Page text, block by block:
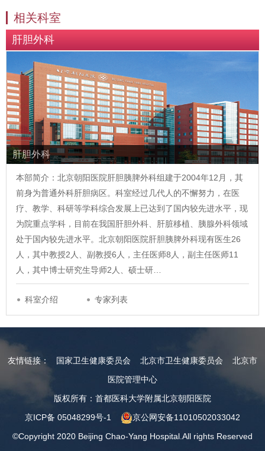
相关科室
肝胆外科
肝胆外科
本部简介：北京朝阳医院肝胆胰脾外科组建于2004年12月，其
前身为普通外科肝胆病区。科室经过几代人的不懈努力，在医
疗、教学、科研等学科综合发展上已达到了国内较先进水平，现
为院重点学科，目前在我国肝胆外科、肝脏移植、胰腺外科领域
处于国内较先进水平。北京朝阳医院肝胆胰脾外科现有医生26
人，其中教授2人、副教授6人，主任医师8人，副主任医师11
人，其中博士研究生导师2人、硕士研…
科室介绍 专家列表
友情链接： 国家卫生健康委员会 北京市卫生健康委员会
北京市
医院管理中心
版权所有：首都医科大学附属北京朝阳医院
京ICP备 05048299号-1
京公网安备11010502033042
©Copyright 2020 Beijing Chao-Yang Hospital.All rights Reserved